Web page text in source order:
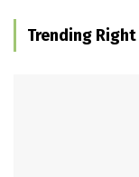
Trending Right